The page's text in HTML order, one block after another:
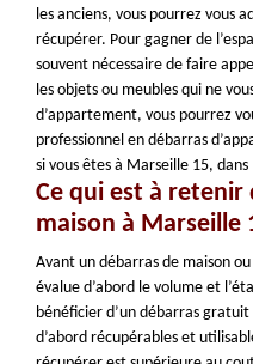
les anciens, vous pourrez vous
récupérer. Pour gagner de
souvent nécessaire de faire
les objets ou meubles qui ne
d’appartement, vous pourrez
professionnel en débarras
si vous êtes à Marseille 15, dans
Ce qui est à retenir
maison à Marseille
Avant un débarras de maison
évalue d’abord le volume et
bénéficier d’un débarras
d’abord récupérables et